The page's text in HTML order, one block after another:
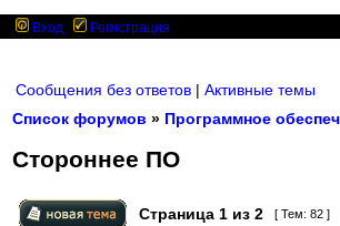
Вход Регистрация
Сообщения без ответов | Активные темы
Список форумов » Программное
Стороннее ПО
Страница 1 из 2 [ Тем: 82 ]